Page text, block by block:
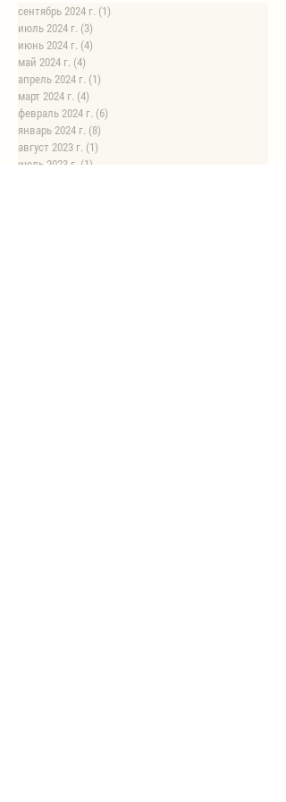
сентябрь 2024 г. (1)
июль 2024 г. (3)
июнь 2024 г. (4)
май 2024 г. (4)
апрель 2024 г. (1)
март 2024 г. (4)
февраль 2024 г. (6)
январь 2024 г. (8)
август 2023 г. (1)
июль 2023 г. (1)